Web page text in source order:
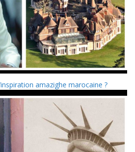
amazighe marocaine ?